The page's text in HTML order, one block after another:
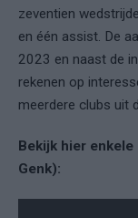
zeventien
en één assist. De
2023 en naast de
rekenen op
meerdere clubs uit
Bekijk hier enkele
Genk):